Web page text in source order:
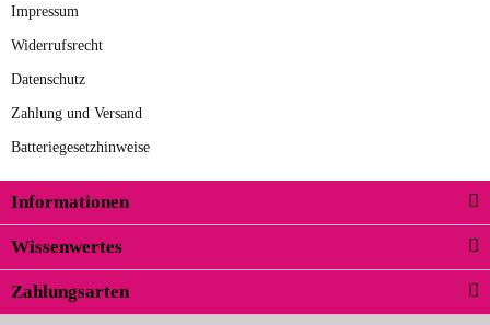
Impressum
Widerrufsrecht
Datenschutz
Zahlung und Versand
Batteriegesetzhinweise
Informationen
Wissenwertes
Zahlungsarten